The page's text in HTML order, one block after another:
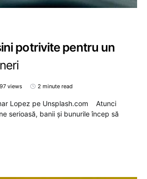
potrivite pentru un
views 2 minute read
Lopez pe Unsplash.com Atunci
serioasă, banii și bunurile încep să